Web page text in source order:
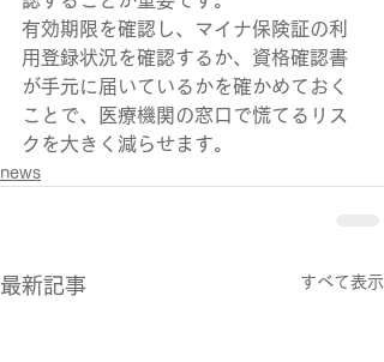
有効期限を確認し、マイナ保険証の利
用登録状況を確認するか、資格確認書
が手元に届いているかを確かめておく
ことで、医療機関の窓口で慌てるリス
クを大きく減らせます。
news
最新記事 すべて表示